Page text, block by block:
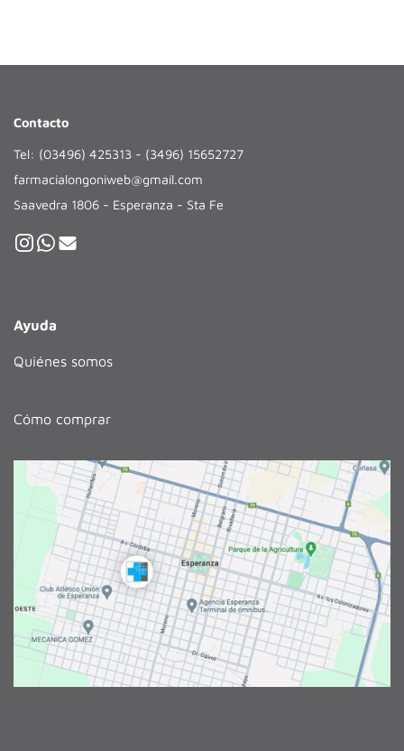
Contacto
Tel: (03496) 425313 - (3496) 15652727
farmacialongoniweb@gmail.com
Saavedra 1806 - Esperanza - Sta Fe
Ayuda
Quiénes somos
Cómo comprar